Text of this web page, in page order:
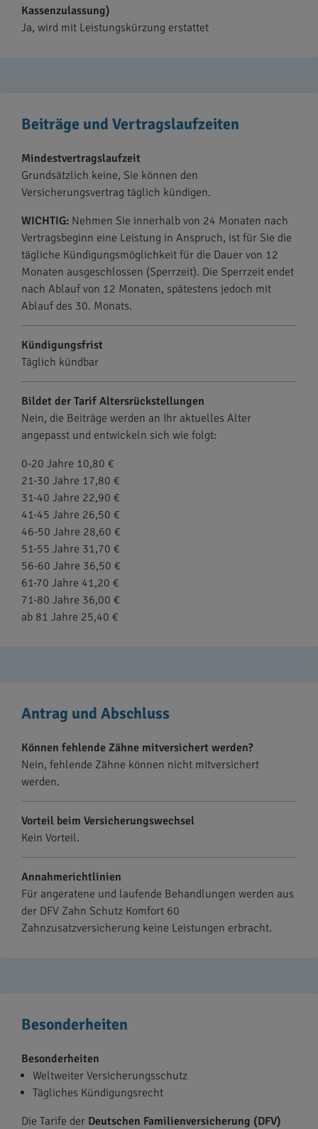
Kassenzulassung)
Ja, wird mit Leistungskürzung erstattet
Beiträge und Vertragslaufzeiten
Mindestvertragslaufzeit
Grundsätzlich keine, Sie können den
Versicherungsvertrag täglich kündigen.
WICHTIG: Nehmen Sie innerhalb von 24 Monaten nach
Vertragsbeginn eine Leistung in Anspruch, ist für Sie die
tägliche Kündigungsmöglichkeit für die Dauer von 12
Monaten ausgeschlossen (Sperrzeit). Die Sperrzeit endet
nach Ablauf von 12 Monaten, spätestens jedoch mit
Ablauf des 30. Monats.
Kündigungsfrist
Täglich kündbar
Bildet der Tarif Altersrückstellungen
Nein, die Beiträge werden an Ihr aktuelles Alter
angepasst und entwickeln sich wie folgt:
0-20 Jahre 10,80 €
21-30 Jahre 17,80 €
31-40 Jahre 22,90 €
41-45 Jahre 26,50 €
46-50 Jahre 28,60 €
51-55 Jahre 31,70 €
56-60 Jahre 36,50 €
61-70 Jahre 41,20 €
71-80 Jahre 36,00 €
ab 81 Jahre 25,40 €
Antrag und Abschluss
Können fehlende Zähne mitversichert werden?
Nein, fehlende Zähne können nicht mitversichert
werden.
Vorteil beim Versicherungswechsel
Kein Vorteil.
Annahmerichtlinien
Für angeratene und laufende Behandlungen werden aus
der DFV Zahn Schutz Komfort 60
Zahnzusatzversicherung keine Leistungen erbracht.
Besonderheiten
Besonderheiten
Weltweiter Versicherungsschutz
Tägliches Kündigungsrecht
Die Tarife der Deutschen Familienversicherung (DFV)